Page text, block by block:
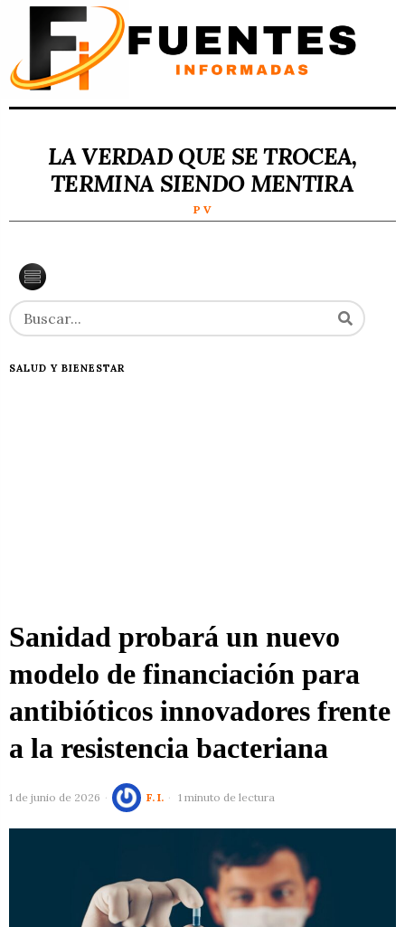
LA VERDAD QUE SE TROCEA,
TERMINA SIENDO MENTIRA
P V
SALUD Y BIENESTAR
Sanidad probará un nuevo
modelo de financiación para
antibióticos innovadores frente
a la resistencia bacteriana
1 de junio de 2026 F. I. 1 minuto de lectura